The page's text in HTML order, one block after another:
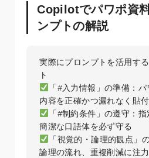
Copilotでパワポ資
ンプトの解説
実際にプロンプトを活用す
「#入力情報」の準備：
「#制約条件」の遵守：
「視覚的・論理的観点」